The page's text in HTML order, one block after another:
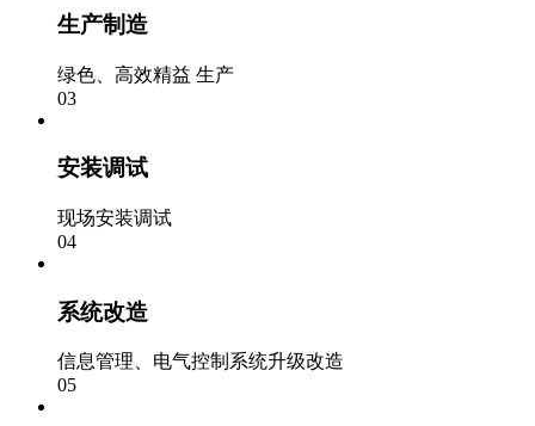
生产制造
绿色、高效精益 生产
03
安装调试
现场安装调试
04
系统改造
信息管理、电气控制系统升级改造
05